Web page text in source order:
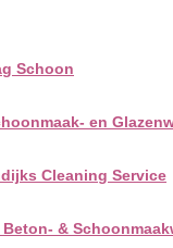
Schoon
en
Cleaning Service
Beton- &